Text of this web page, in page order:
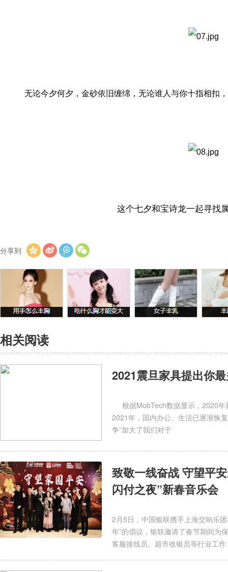
无论今夕何夕，金砂依旧缠绵，无论谁人与你十指相扣
这个七夕和宝诗龙一起寻找
分享到
相关阅读
2021震旦家具提出你
根据MobTech数据显示，2020年
2021年，国内办公、生活已逐渐恢
争”加大了我们对于
致敬一线奋战 守望平
闪付之夜”新春音乐会
2月5日，中国银联携手上海交响乐
年”的倡议，银联邀请了春节期间为
客服接线员、超市收银员等行业工作